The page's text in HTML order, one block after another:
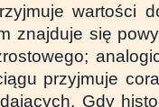
wartości
znajduje się
przyjmuje
Gdy